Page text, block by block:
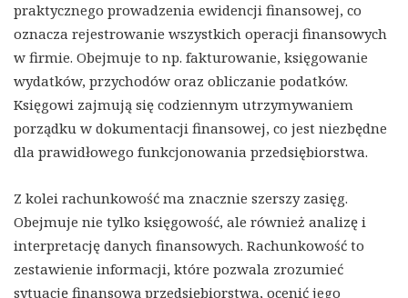
praktycznego prowadzenia ewidencji finansowej, co
oznacza rejestrowanie wszystkich operacji finansowych
w firmie. Obejmuje to np. fakturowanie, księgowanie
wydatków, przychodów oraz obliczanie podatków.
Księgowi zajmują się codziennym utrzymywaniem
porządku w dokumentacji finansowej, co jest niezbędne
dla prawidłowego funkcjonowania przedsiębiorstwa.
Z kolei rachunkowość ma znacznie szerszy zasięg.
Obejmuje nie tylko księgowość, ale również analizę i
interpretację danych finansowych. Rachunkowość to
zestawienie informacji, które pozwala zrozumieć
sytuację finansową przedsiębiorstwa, ocenić jego